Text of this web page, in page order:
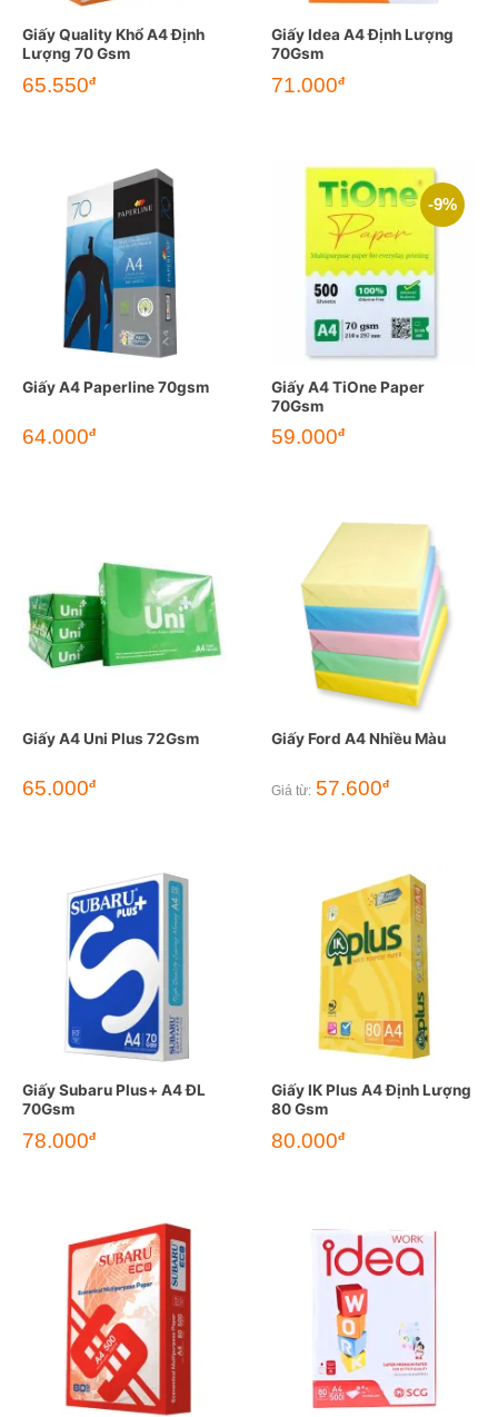
Giấy Quality Khổ A4 Định
Lượng 70 Gsm
Giá
gốc
65.550đGiá
Giấy Idea A4 Định Lượng
70Gsm
71.000đ
Giấy A4 Paperline 70gsm
64.000đ
-9%
Giấy A4 TiOne Paper
70Gsm
Giá
gốc
59.000đGiá
Giấy A4 Uni Plus 72Gsm
65.000đ
Giấy Ford A4 Nhiều Màu
Giá từ: 57.600đ
Giấy Subaru Plus+ A4 ĐL
70Gsm
78.000đ
Giấy IK Plus A4 Định Lượng
80 Gsm
80.000đ